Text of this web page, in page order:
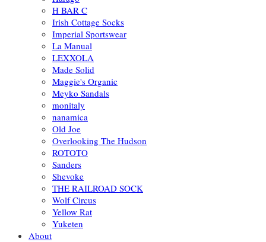
H BAR C
Irish Cottage Socks
Imperial Sportswear
La Manual
LEXXOLA
Made Solid
Maggie's Organic
Meyko Sandals
monitaly
nanamica
Old Joe
Overlooking The Hudson
ROTOTO
Sanders
Shevoke
THE RAILROAD SOCK
Wolf Circus
Yellow Rat
Yuketen
About